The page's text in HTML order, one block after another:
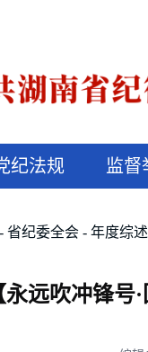
纪法规 监督
省纪委全会 年度综述
永远吹冲锋